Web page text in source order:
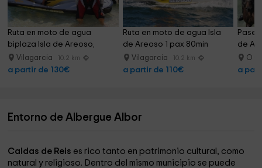
Ruta en moto de agua
biplaza Isla de Areoso,
80min
Vilagarcia 10.2 km
a partir de 130€
Ruta en moto de agua Isla
de Areoso 1 pax 80min
Vilagarcia 10.2 km
a partir de 110€
de
O
a
Entorno de Albergue Albor
Caldas de Reis es rico tanto en patrimonio cultural, como
natural y religioso. Dentro del mismo municipio se puede